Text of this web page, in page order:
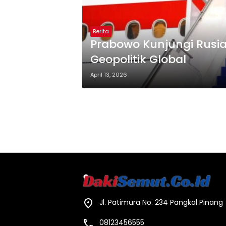
Berita
Prabowo Kunjungi
Geopolitik Global
April 13, 2026
Jl. Patimura No. 234 Pangkal Pinang
08123456555